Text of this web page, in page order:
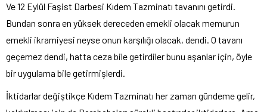
Ve 12 Eylül Faşist Darbesi Kıdem Tazminatı tavanını getirdi.
Bundan sonra en yüksek dereceden emekli olacak memurun
emekli ikramiyesi neyse onun karşılığı olacak, dendi. O tavanı
geçemez dendi, hatta ceza bile getirdiler bunu aşanlar için, öyle
bir uygulama bile getirmişlerdi.
İktidarlar değiştikçe Kıdem Tazminatı her zaman gündeme gelir,